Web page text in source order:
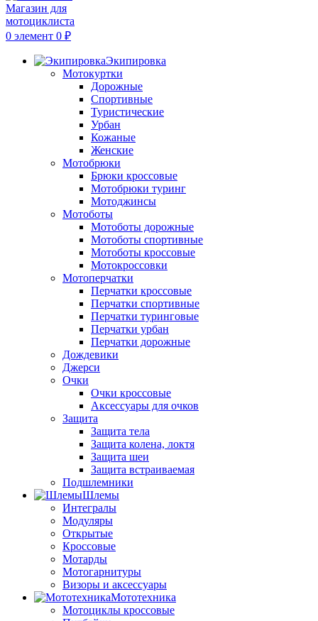
0 элемент 0 ₽
Экипировка
Мотокуртки
Дорожные
Спортивные
Туристические
Урбан
Кожаные
Женские
Мотобрюки
Брюки кроссовые
Мотобрюки туринг
Мотоджинсы
Мотоботы
Мотоботы дорожные
Мотоботы спортивные
Мотоботы кроссовые
Мотокроссовки
Мотоперчатки
Перчатки кроссовые
Перчатки спортивные
Перчатки туринговые
Перчатки урбан
Перчатки дорожные
Дождевики
Джерси
Очки
Очки кроссовые
Аксессуары для очков
Защита
Защита тела
Защита колена, локтя
Защита шеи
Защита встраиваемая
Подшлемники
Шлемы
Интегралы
Модуляры
Открытые
Кроссовые
Мотарды
Мотогарнитуры
Визоры и аксессуары
Мототехника
Мотоциклы кроссовые